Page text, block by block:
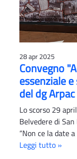
28 apr 2025
Convegno
essenziale
del dg Arpac
Lo scorso 29
Belvedere di
“Non ce la date
Leggi tutto »